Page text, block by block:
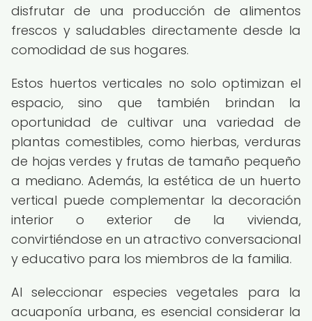
disfrutar de una producción de alimentos
frescos y saludables directamente desde la
comodidad de sus hogares.
Estos huertos verticales no solo optimizan el
espacio, sino que también brindan la
oportunidad de cultivar una variedad de
plantas comestibles, como hierbas, verduras
de hojas verdes y frutas de tamaño pequeño
a mediano. Además, la estética de un huerto
vertical puede complementar la decoración
interior o exterior de la vivienda,
convirtiéndose en un atractivo conversacional
y educativo para los miembros de la familia.
Al seleccionar especies vegetales para la
acuaponía urbana, es esencial considerar la